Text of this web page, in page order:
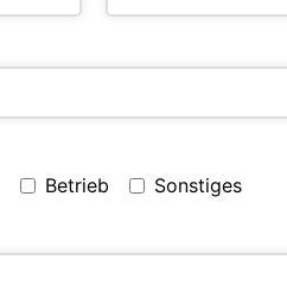
Betrieb Sonstiges